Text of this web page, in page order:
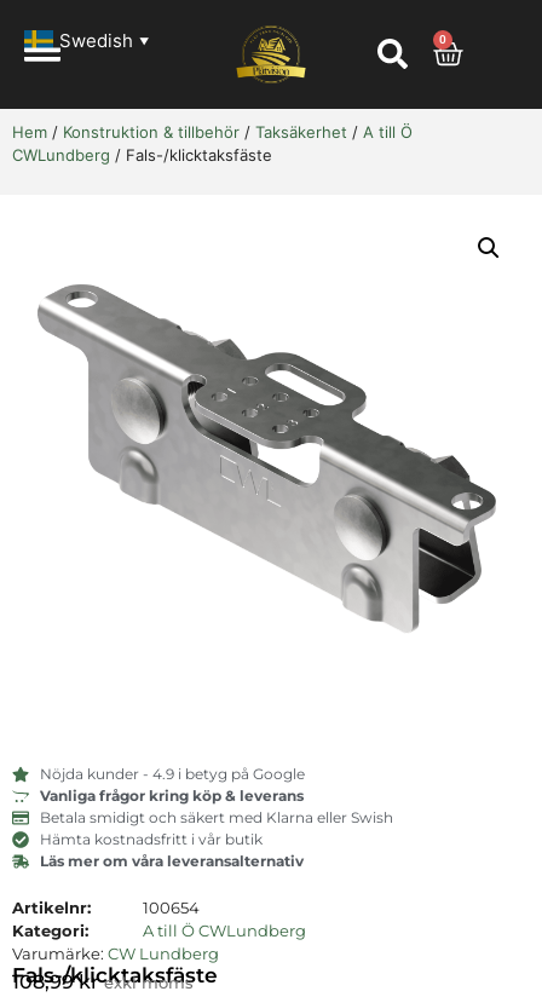
Swedish ▼ 0
Hem / Konstruktion & tillbehör / Taksäkerhet / A till Ö
CWLundberg / Fals-/klicktaksfäste
Nöjda kunder - 4.9 i betyg på Google
Vanliga frågor kring köp & leverans
Betala smidigt och säkert med Klarna eller Swish
Hämta kostnadsfritt i vår butik
Läs mer om våra leveransalternativ
Artikelnr:
100654
Kategori:
A till Ö CWLundberg
Varumärke: CW Lundberg
Fals-/klicktaksfäste
108,99kr exkl moms